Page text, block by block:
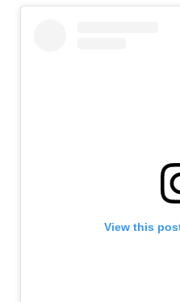
View this